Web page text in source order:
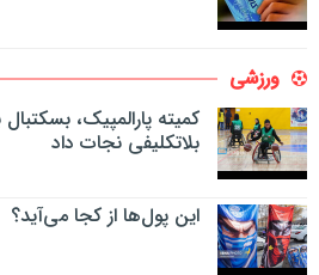
ورزشی
کمیته پارالمپیک، بسکتبال
بلاتکلیفی نجات داد
این پول‌ها از کجا می‌آید؟